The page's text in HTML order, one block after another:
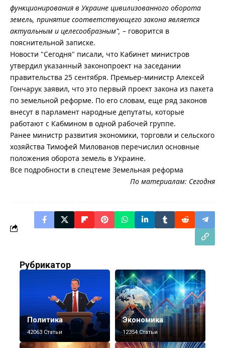
функционирования в Украине цивилизованного оборота
земель, принятие соответствующего закона является
актуальным и целесообразным", – говорится в
пояснительной записке.
Новости "Сегодня" писали, что Кабинет министров
утвердил указанный законопроект на заседании
правительства 25 сентября. Премьер-министр Алексей
Гончарук заявил, что это первый проект закона из пакета
по земельной реформе. По его словам, еще ряд законов
внесут в парламент народные депутаты, которые
работают с Кабмином в одной рабочей группе.
Ранее министр развития экономики, торговли и сельского
хозяйства Тимофей Милованов перечислил основные
положения оборота земель в Украине.
Все подробности в спецтеме Земельная реформа
По материалам: Сегодня
Рубрикатор
Политика
42063 Статьи
Экономика
12354 Статьи